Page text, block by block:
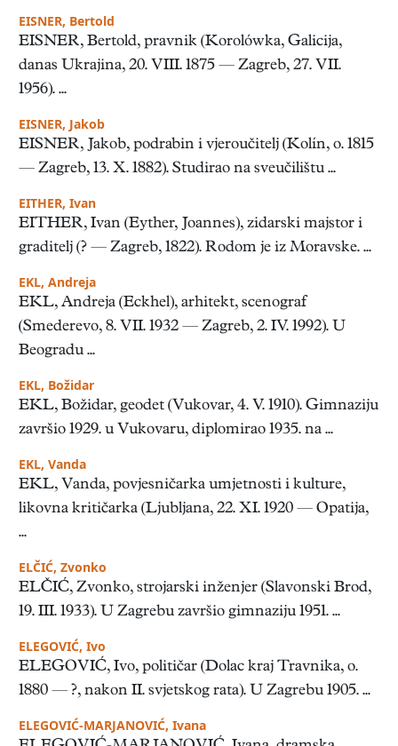
EISNER, Bertold
EISNER, Bertold, pravnik (Korolówka, Galicija,
danas Ukrajina, 20. VIII. 1875 — Zagreb, 27. VII.
1956). ...
EISNER, Jakob
EISNER, Jakob, podrabin i vjeroučitelj (Kolín, o. 1815
— Zagreb, 13. X. 1882). Studirao na sveučilištu ...
EITHER, Ivan
EITHER, Ivan (Eyther, Joannes), zidarski majstor i
graditelj (? — Zagreb, 1822). Rodom je iz Moravske. ...
EKL, Andreja
EKL, Andreja (Eckhel), arhitekt, scenograf
(Smederevo, 8. VII. 1932 — Zagreb, 2. IV. 1992). U
Beogradu ...
EKL, Božidar
EKL, Božidar, geodet (Vukovar, 4. V. 1910). Gimnaziju
završio 1929. u Vukovaru, diplomirao 1935. na ...
EKL, Vanda
EKL, Vanda, povjesničarka umjetnosti i kulture,
likovna kritičarka (Ljubljana, 22. XI. 1920 — Opatija,
...
ELČIĆ, Zvonko
ELČIĆ, Zvonko, strojarski inženjer (Slavonski Brod,
19. III. 1933). U Zagrebu završio gimnaziju 1951. ...
ELEGOVIĆ, Ivo
ELEGOVIĆ, Ivo, političar (Dolac kraj Travnika, o.
1880 — ?, nakon II. svjetskog rata). U Zagrebu 1905. ...
ELEGOVIĆ-MARJANOVIĆ, Ivana